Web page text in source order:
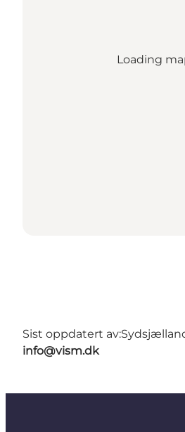
Loading
Sist oppdatert av:
info@vism.dk